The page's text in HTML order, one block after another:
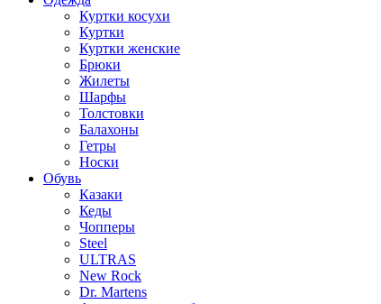
Куртки косухи
Куртки
Куртки женские
Брюки
Жилеты
Шарфы
Толстовки
Балахоны
Гетры
Носки
Обувь
Казаки
Кеды
Чопперы
Steel
ULTRAS
New Rock
Dr. Martens